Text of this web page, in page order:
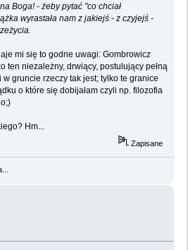
Boga! - żeby pytać "co chciał
wyrastała nam z jakiejś - z czyjejś -
mi się to godne uwagi: Gombrowicz
ten niezależny, drwiący, postulujący pełną
gruncie rzeczy tak jest; tylko te granice
o które się dobijałam czyli np. filozofia
Hm...
Zapisane